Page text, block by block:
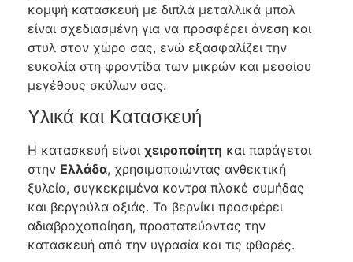
κομψή κατασκευή με διπλά μεταλλικά μπολ
είναι σχεδιασμένη για να προσφέρει άνεση και
στυλ στον χώρο σας, ενώ εξασφαλίζει την
ευκολία στη φροντίδα των μικρών και μεσαίου
μεγέθους σκύλων σας.
Υλικά και Κατασκευή
Η κατασκευή είναι χειροποίητη και παράγεται
στην Ελλάδα, χρησιμοποιώντας ανθεκτική
ξυλεία, συγκεκριμένα κοντρα πλακέ συμήδας
και βεργούλα οξιάς. Το βερνίκι προσφέρει
αδιαβροχοποίηση, προστατεύοντας την
κατασκευή από την υγρασία και τις φθορές.